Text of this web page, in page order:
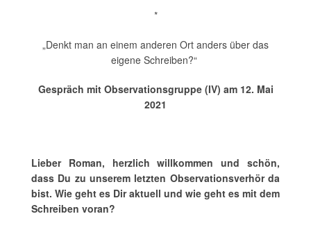
*
„Denkt man an einem anderen Ort anders über das
eigene Schreiben?“
Gespräch mit Observationsgruppe (IV) am 12. Mai
2021
Lieber Roman, herzlich willkommen und schön,
dass Du zu unserem letzten Observationsverhör da
bist. Wie geht es Dir aktuell und wie geht es mit dem
Schreiben voran?